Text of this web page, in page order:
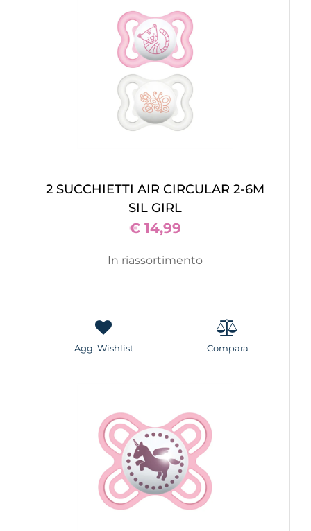
2 SUCCHIETTI AIR CIRCULAR 2-6M
SIL GIRL
€ 14,99
In riassortimento
Agg. Wishlist Compara